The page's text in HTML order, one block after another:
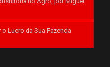
Lucro da Sua Fazenda